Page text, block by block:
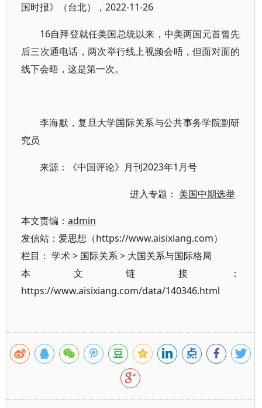
国时报》（台北），2022-11-26
16自拜登就任美国总统以来，中美两国元首曾先
后三次通电话，两次举行线上视频会晤，但面对面的
线下会晤，这是第一次。
李海默，复旦大学国际关系与公共事务学院副研
究员
来源：《中国评论》月刊2023年1月号
进入专题： 美国中期选举
本文责编： admin
发信站：爱思想（https://www.aisixiang.com）
栏目： 学术> 国际关系> 大国关系与国际格局
本文链接：
https://www.aisixiang.com/data/140346.html